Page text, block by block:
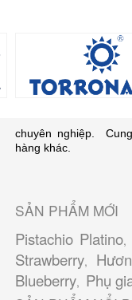
chuyên nghiệp.
hàng khác.
SẢN PHẨM MỚI
Pistachio Platino,
Strawberry,
Blueberry, Phụ